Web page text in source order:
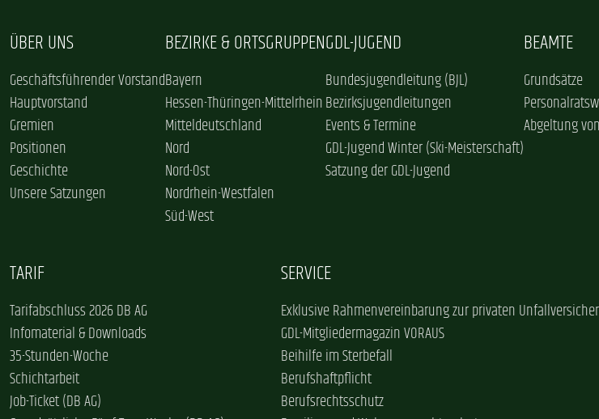
ÜBER UNS
Geschäftsführender Vorstand
Hauptvorstand
Gremien
Positionen
Geschichte
Unsere Satzungen
BEZIRKE & ORTSGRUPPEN
Bayern
Hessen-Thüringen-Mittelrhein
Mitteldeutschland
Nord
Nord-Ost
Nordrhein-Westfalen
Süd-West
GDL-JUGEND
Bundesjugendleitung (BJL)
Bezirksjugendleitungen
Events & Termine
GDL-Jugend Winter (Ski-Meisterschaft)
Satzung der GDL-Jugend
BEAMTE
Grundsätze
Abgeltung
TARIF
Tarifabschluss 2026 DB AG
Infomaterial & Downloads
35-Stunden-Woche
Schichtarbeit
Job-Ticket (DB AG)
SERVICE
Exklusive Rahmenvereinbarung zur privaten
GDL-Mitgliedermagazin VORAUS
Beihilfe im Sterbefall
Berufshaftpflicht
Berufsrechtsschutz